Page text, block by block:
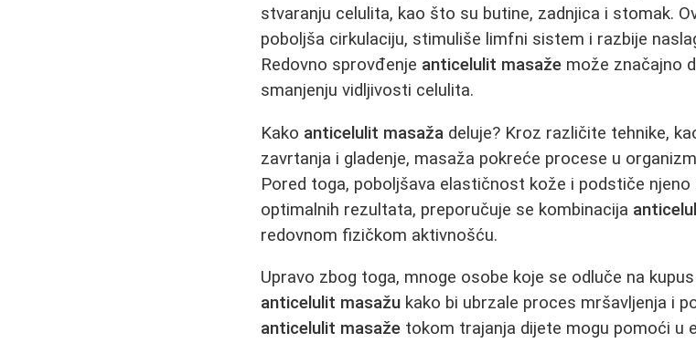
stvaranju celulita, kao što su butine, zadnjica i stomak.
poboljša cirkulaciju, stimuliše limfni sistem i razbije
Redovno sprovđenje anticelulit masaže može značajno
smanjenju vidljivosti celulita.
Kako anticelulit masaža deluje? Kroz različite tehnike,
zavrtanja i gladenje, masaža pokreće procese u
Pored toga, poboljšava elastičnost kože i podstiče njeno
optimalnih rezultata, preporučuje se kombinacija
redovnom fizičkom aktivnošću.
Upravo zbog toga, mnoge osobe koje se odluče na
anticelulit masažu kako bi ubrzale proces mršavljenja i
anticelulit masaže tokom trajanja dijete mogu pomoći u